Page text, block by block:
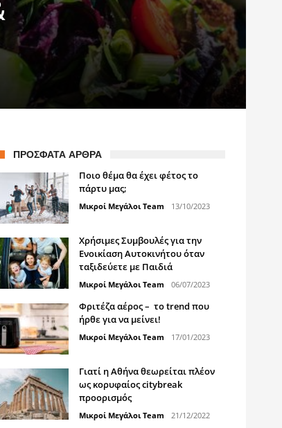
ΠΡΌΣΦΑΤΑ ΆΡΘΡΑ
Ποιο θέμα θα έχει φέτος το
πάρτυ μας;
Μικροί Μεγάλοι Team 13/10/2023
Χρήσιμες Συμβουλές για την
Ενοικίαση Αυτοκινήτου όταν
ταξιδεύετε με Παιδιά
Μικροί Μεγάλοι Team 06/07/2023
Φριτέζα αέρος – το trend που
ήρθε για να μείνει!
Μικροί Μεγάλοι Team 17/01/2023
Γιατί η Αθήνα θεωρείται πλέον
ως κορυφαίος citybreak
προορισμός
Μικροί Μεγάλοι Team 21/12/2022